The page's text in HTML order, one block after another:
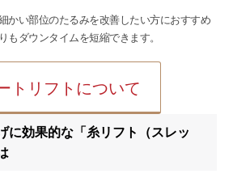
かい部位のたるみを改善したい方におすすめ
もダウンタイムを短縮できます。
トリフトについて
に効果的な「糸リフト（スレッ